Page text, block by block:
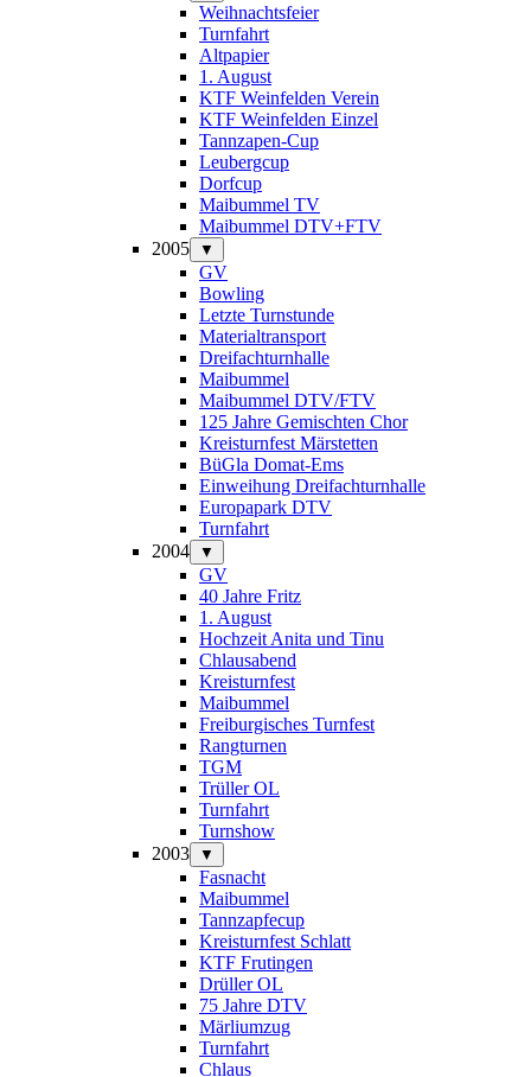
Weihnachtsfeier
Turnfahrt
Altpapier
1. August
KTF Weinfelden Verein
KTF Weinfelden Einzel
Tannzapen-Cup
Leubergcup
Dorfcup
Maibummel TV
Maibummel DTV+FTV
2005
▼
GV
Bowling
Letzte Turnstunde
Materialtransport
Dreifachturnhalle
Maibummel
Maibummel DTV/FTV
125 Jahre Gemischten Chor
Kreisturnfest Märstetten
BüGla Domat-Ems
Einweihung Dreifachturnhalle
Europapark DTV
Turnfahrt
2004
▼
GV
40 Jahre Fritz
1. August
Hochzeit Anita und Tinu
Chlausabend
Kreisturnfest
Maibummel
Freiburgisches Turnfest
Rangturnen
TGM
Trüller OL
Turnfahrt
Turnshow
2003
▼
Fasnacht
Maibummel
Tannzapfecup
Kreisturnfest Schlatt
KTF Frutingen
Drüller OL
75 Jahre DTV
Märliumzug
Turnfahrt
Chlaus